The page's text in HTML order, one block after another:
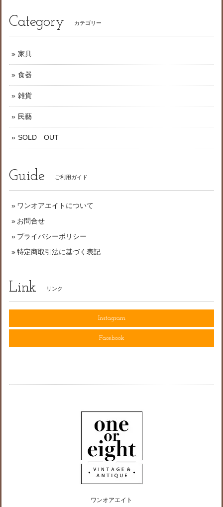
Category カテゴリー
家具
食器
雑貨
民藝
SOLD OUT
Guide ご利用ガイド
ワンオアエイトについて
お問合せ
プライバシーポリシー
特定商取引法に基づく表記
Link リンク
Instagram
Facebook
ワンオアエイト